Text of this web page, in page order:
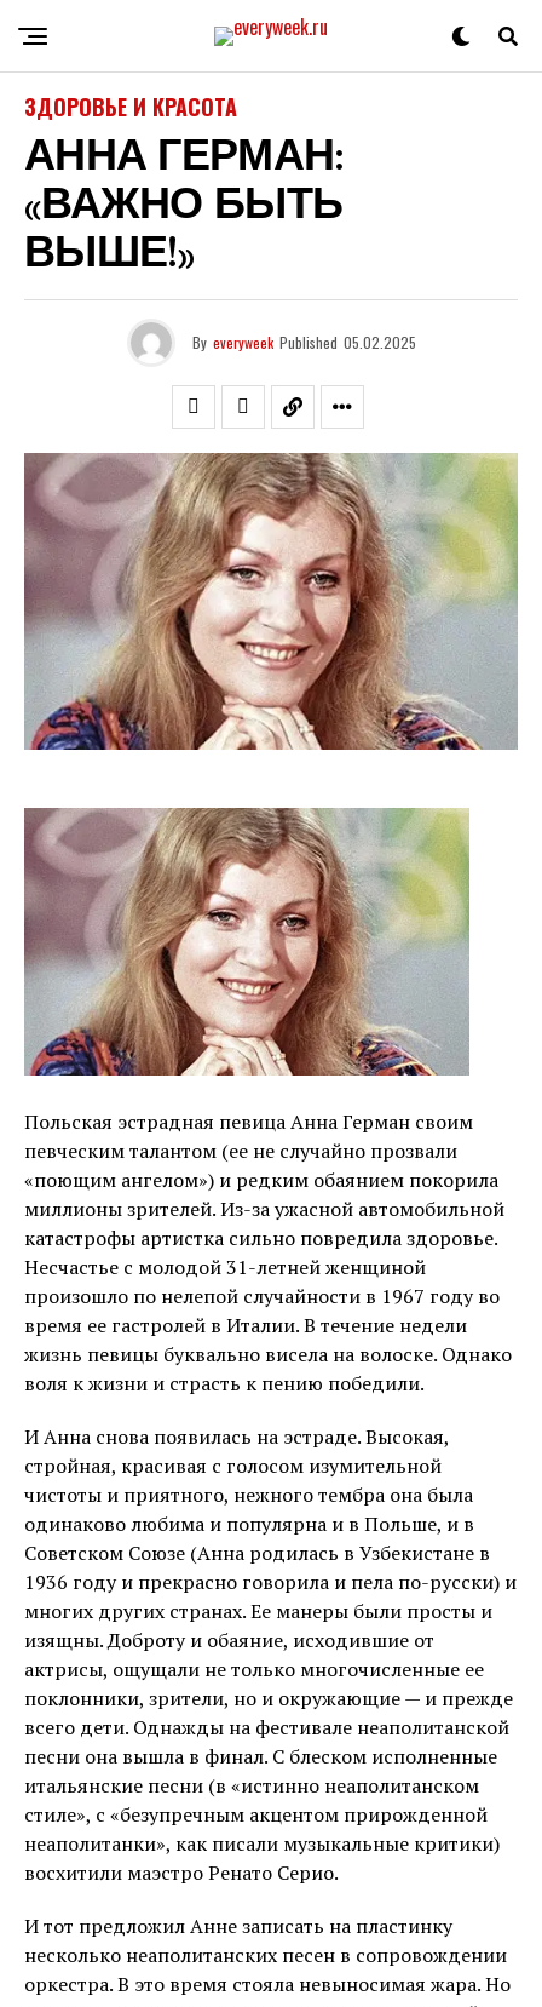
ЗДОРОВЬЕ И КРАСОТА
АННА ГЕРМАН:
«ВАЖНО БЫТЬ
ВЫШЕ!»
By everyweek Published 05.02.2025
Польская эстрадная певица Анна Герман своим
певческим талантом (ее не случайно прозвали
«поющим ангелом») и редким обаянием покорила
миллионы зрителей. Из-за ужасной автомобильной
катастрофы артистка сильно повредила здоровье.
Несчастье с молодой 31-летней женщиной
произошло по нелепой случайности в 1967 году во
время ее гастролей в Италии. В течение недели
жизнь певицы буквально висела на волоске. Однако
воля к жизни и страсть к пению победили.
И Анна снова появилась на эстраде. Высокая,
стройная, красивая с голосом изумительной
чистоты и приятного, нежного тембра она была
одинаково любима и популярна и в Польше, и в
Советском Союзе (Анна родилась в Узбекистане в
1936 году и прекрасно говорила и пела по-русски) и
многих других странах. Ее манеры были просты и
изящны. Доброту и обаяние, исходившие от
актрисы, ощущали не только многочисленные ее
поклонники, зрители, но и окружающие — и прежде
всего дети. Однажды на фестивале неаполитанской
песни она вышла в финал. С блеском исполненные
итальянские песни (в «истинно неаполитанском
стиле», с «безупречным акцентом прирожденной
неаполитанки», как писали музыкальные критики)
восхитили маэстро Ренато Серио.
И тот предложил Анне записать на пластинку
несколько неаполитанских песен в сопровождении
оркестра. В это время стояла невыносимая жара. Но